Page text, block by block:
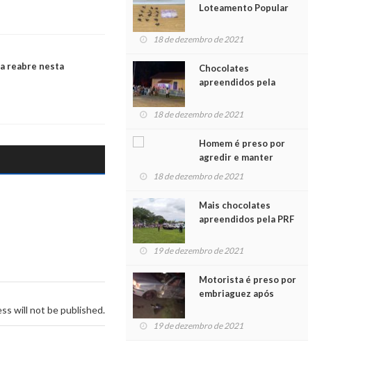
reabre nesta
will not be published.
Loteamento Popular
18 de dezembro de 2021
Chocolates
apreendidos pela
para crianças na
18 de dezembro de 2021
Homem é preso por
agredir e manter
mulher em cárcere
18 de dezembro de 2021
Mais chocolates
apreendidos pela PRF
crianças no Natal
19 de dezembro de 2021
Motorista é preso por
embriaguez após
feridos
19 de dezembro de 2021